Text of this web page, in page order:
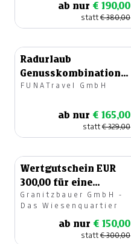
ab nur € 190,00
statt€ 380,00
Radurlaub
Genusskombination
Seen-Schleife &
FUNATravel GmbH
ab nur € 165,00
statt€ 329,00
Wertgutschein EUR
300,00 für eine
Auszeit in der
Steiermark
Granitzbauer GmbH -
Das Wiesenquartier
ab nur € 150,00
statt€ 300,00